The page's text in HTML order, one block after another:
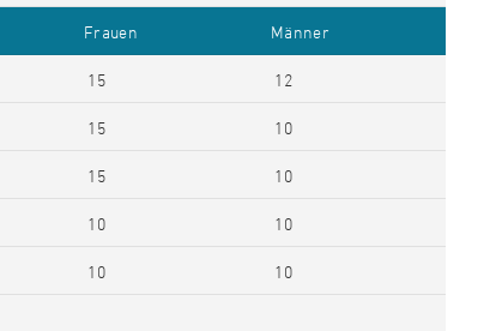
Frauen Männer
15 12
15 10
15 10
10 10
10 10